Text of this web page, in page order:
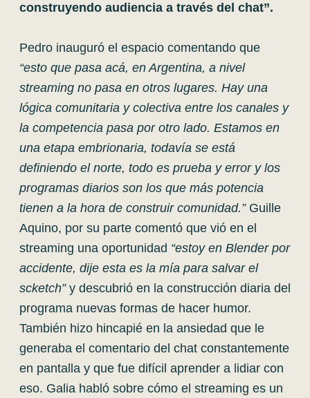
construyendo audiencia a través del chat”.
Pedro inauguró el espacio comentando que
“esto que pasa acá, en Argentina, a nivel
streaming no pasa en otros lugares. Hay una
lógica comunitaria y colectiva entre los canales y
la competencia pasa por otro lado. Estamos en
una etapa embrionaria, todavía se está
definiendo el norte, todo es prueba y error y los
programas diarios son los que más potencia
tienen a la hora de construir comunidad.” Guille
Aquino, por su parte comentó que vió en el
streaming una oportunidad “estoy en Blender por
accidente, dije esta es la mía para salvar el
scketch” y descubrió en la construcción diaria del
programa nuevas formas de hacer humor.
También hizo hincapié en la ansiedad que le
generaba el comentario del chat constantemente
en pantalla y que fue difícil aprender a lidiar con
eso. Galia habló sobre cómo el streaming es un